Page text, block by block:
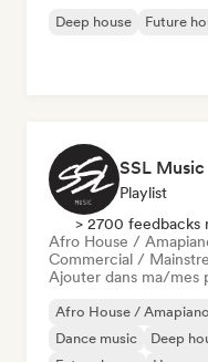
Deep house Future
SSL Music
Playlist
> 2700 feedbacks
Afro House /
Commercial /
Ajouter dans ma/mes
Afro House / Amapiano
Dance music
Deep